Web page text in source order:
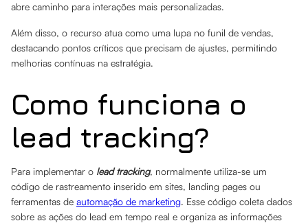
abre caminho para interações mais personalizadas.
Além disso, o recurso atua como uma lupa no funil de vendas,
destacando pontos críticos que precisam de ajustes, permitindo
melhorias contínuas na estratégia.
Como funciona o
lead tracking?
Para implementar o lead tracking, normalmente utiliza-se um
código de rastreamento inserido em sites, landing pages ou
ferramentas de automação de marketing. Esse código coleta dados
sobre as ações do lead em tempo real e organiza as informações